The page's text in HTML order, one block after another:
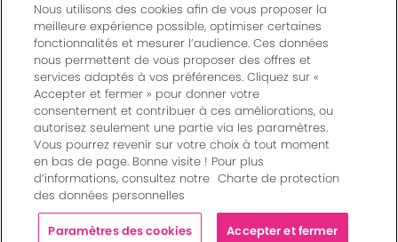
© Bordeaux Events And More | Rue Jean Samazeuilh - CS
20088 - 33070 Bordeaux cedex - France
Mentions légales|
Règlement général des manifestations
Un événement organisé par Bordeaux Events And More
Charte de protection des données personnelles
Paramètres des cookies
Nous utilisons des cookies afin de vous proposer la
meilleure expérience possible, optimiser certaines
fonctionnalités et mesurer l’audience. Ces données
nous permettent de vous proposer des offres et
services adaptés à vos préférences. Cliquez sur «
Accepter et fermer » pour donner votre
consentement et contribuer à ces améliorations, ou
autorisez seulement une partie via les paramètres.
Vous pourrez revenir sur votre choix à tout moment
en bas de page. Bonne visite ! Pour plus
d’informations, consultez notre Charte de protection
des données personnelles
Paramètres des cookies Accepter et fermer